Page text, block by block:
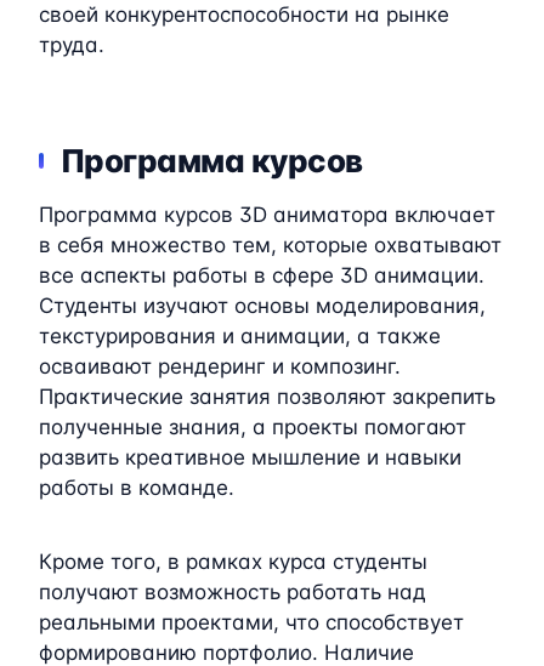
своей конкурентоспособности на рынке
труда.
Программа курсов
Программа курсов 3D аниматора включает
в себя множество тем, которые охватывают
все аспекты работы в сфере 3D анимации.
Студенты изучают основы моделирования,
текстурирования и анимации, а также
осваивают рендеринг и композинг.
Практические занятия позволяют закрепить
полученные знания, а проекты помогают
развить креативное мышление и навыки
работы в команде.
Кроме того, в рамках курса студенты
получают возможность работать над
реальными проектами, что способствует
формированию портфолио. Наличие